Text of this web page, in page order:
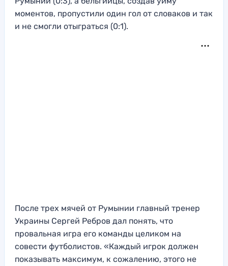
моментов, пропустили один гол от словаков и так
и не смогли отыграться (0:1).
После трех мячей от Румынии главный тренер
Украины Сергей Ребров дал понять, что
провальная игра его команды целиком на
совести футболистов. «Каждый игрок должен
показывать максимум, к сожалению, этого не